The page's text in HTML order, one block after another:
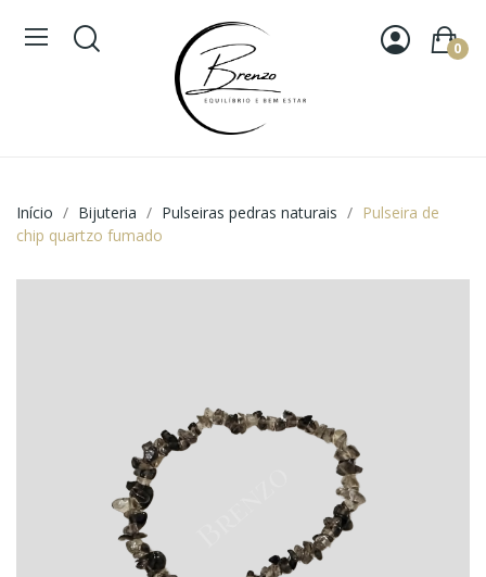
0
Início Bijuteria Pulseiras pedras naturais
Pulseira de
chip quartzo fumado